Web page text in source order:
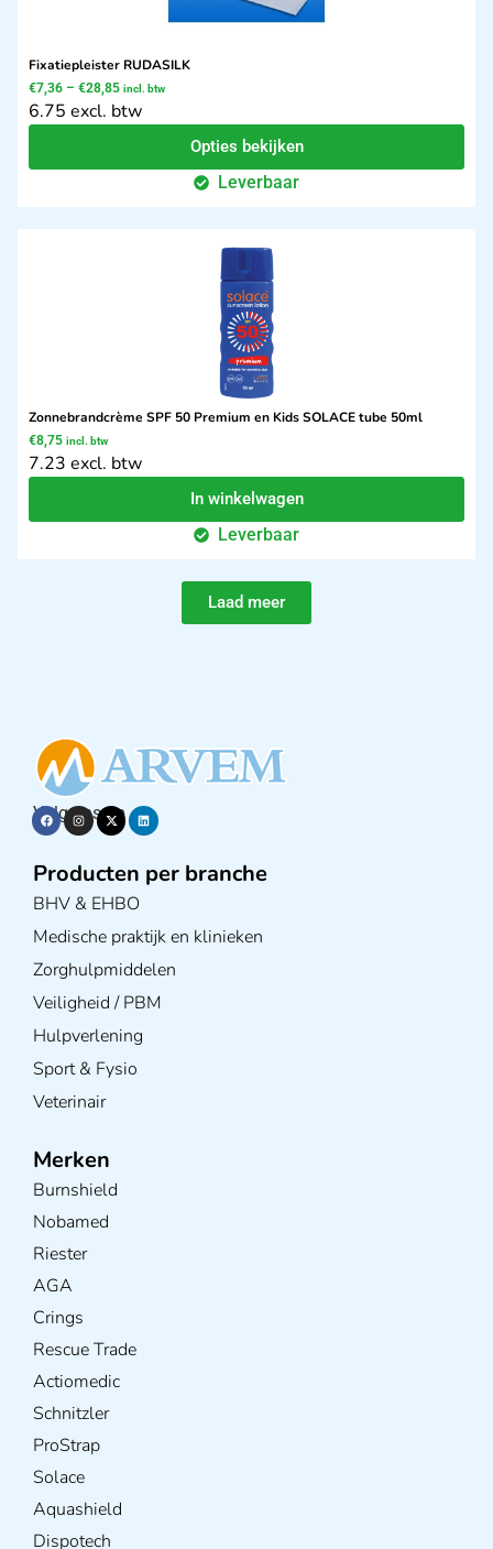
Fixatiepleister RUDASILK
€7,36 – €28,85 incl. btw
6.75 excl. btw
Opties bekijken
Leverbaar
Zonnebrandcrème SPF 50 Premium en Kids SOLACE tube 50ml
€8,75 incl. btw
7.23 excl. btw
In winkelwagen
Leverbaar
Laad meer
Volg ons op
Producten per branche
BHV & EHBO
Medische praktijk en klinieken
Zorghulpmiddelen
Veiligheid / PBM
Hulpverlening
Sport & Fysio
Veterinair
Merken
Burnshield
Nobamed
Riester
AGA
Crings
Rescue Trade
Actiomedic
Schnitzler
ProStrap
Solace
Aquashield
Dispotech